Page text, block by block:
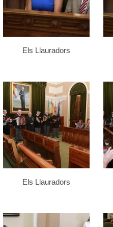
Els Llauradors
Els Llauradors